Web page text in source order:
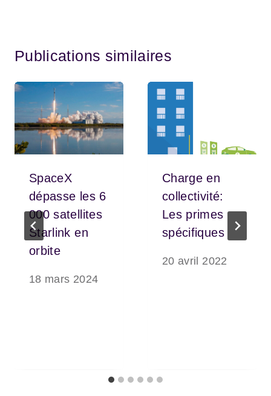
Publications similaires
SpaceX
dépasse les 6
000 satellites
Starlink en
orbite
18 mars 2024
Charge en
collectivité:
Les primes
spécifiques
20 avril 2022